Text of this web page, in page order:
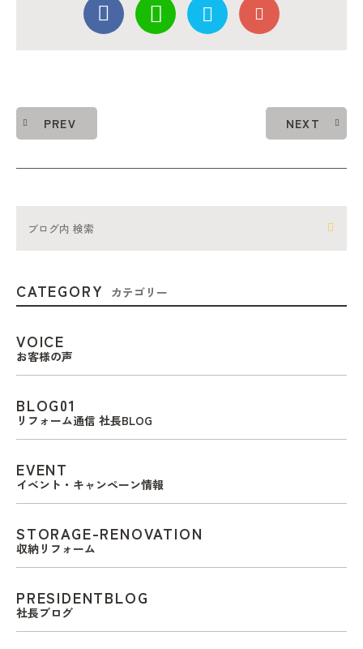
PREV NEXT
CATEGORY カテゴリー
VOICE
お客様の声
BLOG01
リフォーム通信 社長BLOG
EVENT
イベント・キャンペーン情報
STORAGE-RENOVATION
収納リフォーム
PRESIDENTBLOG
社長ブログ